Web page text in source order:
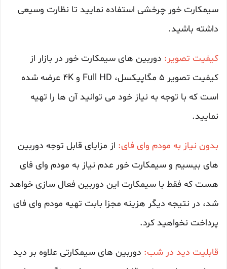
سیمکارت خور چرخشی استفاده نمایید تا نظارت وسیعی
داشته باشید.
کیفیت تصویر: دوربین های سیمکارت خور در بازار از
کیفیت تصویر 5 مگاپیکسل، Full HD و 4K عرضه شده
است که با توجه به نیاز خود می توانید آن ها را تهیه
نمایید.
بدون نیاز به مودم وای فای: از مزایای قابل توجه دوربین
های بیسیم و سیمکارت خور عدم نیاز به مودم وای فای
هست که فقط با سیمکارت این دوربین فعال سازی خواهد
شد، در نتیجه دیگر هزینه مجزا بابت تهیه مودم وای فای
پرداخت نخواهید کرد.
قابلیت دید در شب: دوربین های سیمکارتی علاوه بر دید